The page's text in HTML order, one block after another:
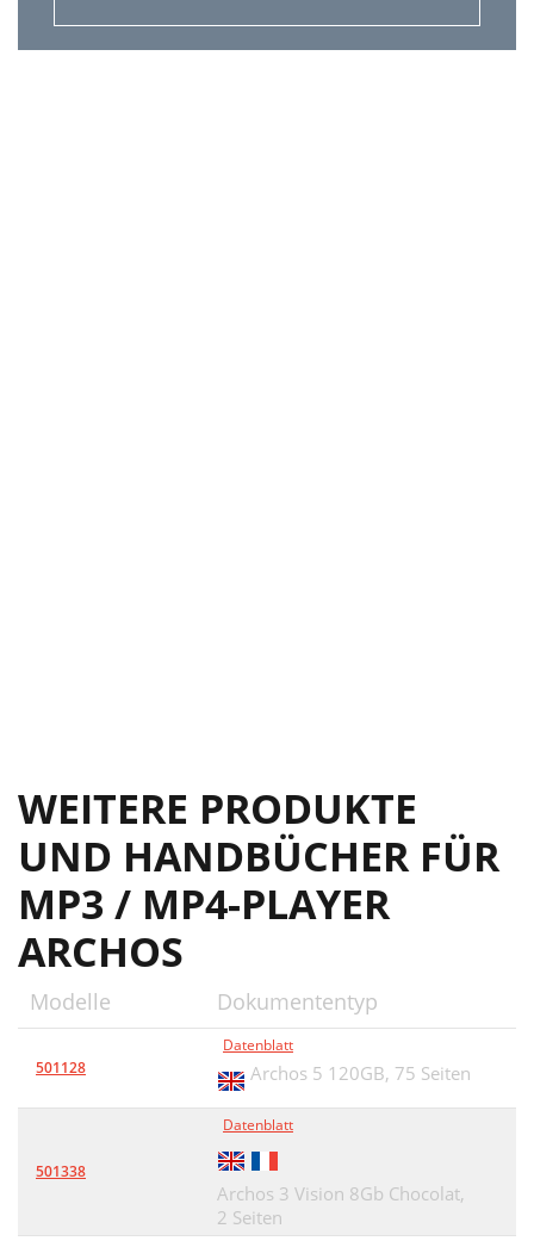
WEITERE PRODUKTE
UND HANDBÜCHER FÜR
MP3 / MP4-PLAYER
ARCHOS
Modelle Dokumententyp
501128
Datenblatt
Archos 5 120GB, 75 Seiten
501338
Datenblatt
Archos 3 Vision 8Gb Chocolat,
2 Seiten